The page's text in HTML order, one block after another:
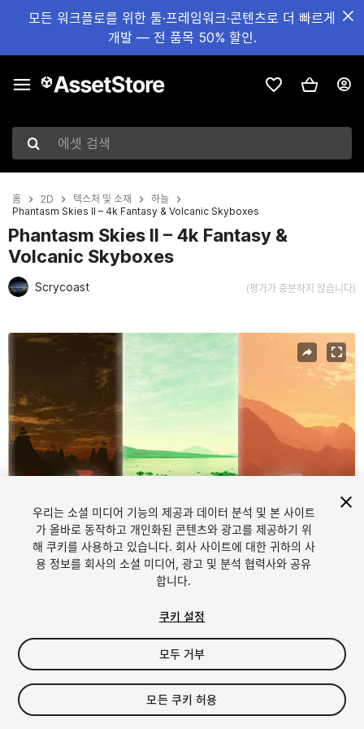
모든 워크플로를 위한 툴·프레임워크·콘텐츠로 더 빠르게
개발 — 전 품목 50% 할인.
에셋 검색
홈 2D 텍스처 및 소재
하늘
Phantasm Skies II – 4k Fantasy & Volcanic Skyboxes
Phantasm Skies II – 4k Fantasy &
Volcanic Skyboxes
Scrycoast (평가가 충분하지 않습니다)
현재 슬라이드: 1 / 6
1/6
$7.90
우리는 소셜 미디어 기능의 제공과 데이터 분석 및 본 사이트
가 올바로 동작하고 개인화된 콘텐츠와 광고를 제공하기 위
해 쿠키를 사용하고 있습니다. 회사 사이트에 대한 귀하의 사
용 정보를 회사의 소셜 미디어, 광고 및 분석 협력사와 공유
합니다.
쿠키 설정
모두 거부
모든 쿠키 허용